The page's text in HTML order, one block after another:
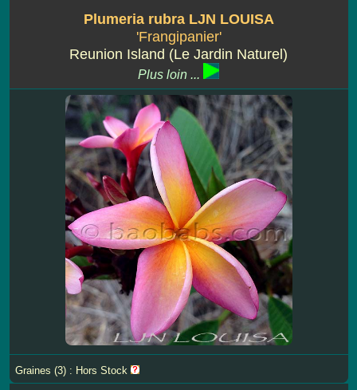
Plumeria rubra LJN LOUISA
'Frangipanier'
Reunion Island (Le Jardin Naturel)
Plus loin ...
Graines (3) : Hors Stock